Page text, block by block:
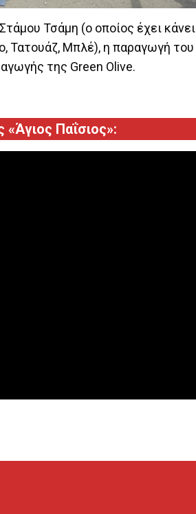
Τσάμη (ο οποίος έχει κάνει
Τατουάζ, Μπλέ), η παραγωγή του
της Green Olive.
«Άγιος Παΐσιος»: